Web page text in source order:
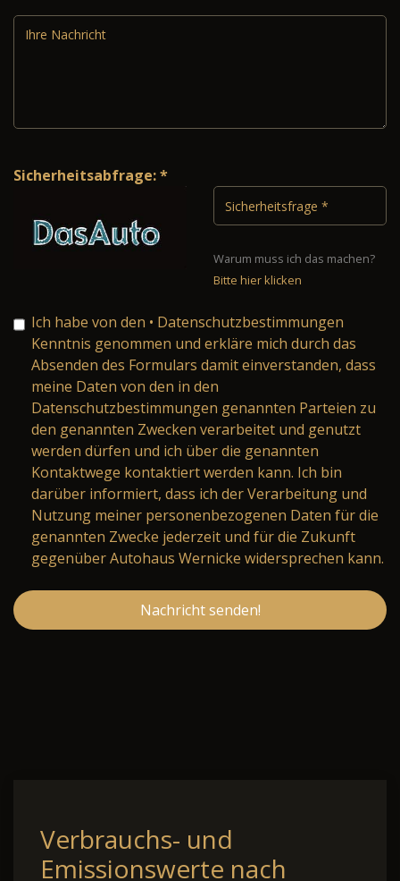
Sicherheitsabfrage: *
Warum muss ich das machen?
Bitte hier klicken
Ich habe von den • Datenschutzbestimmungen
Kenntnis genommen und erkläre mich durch das
Absenden des Formulars damit einverstanden, dass
meine Daten von den in den
Datenschutzbestimmungen genannten Parteien zu
den genannten Zwecken verarbeitet und genutzt
werden dürfen und ich über die genannten
Kontaktwege kontaktiert werden kann. Ich bin
darüber informiert, dass ich der Verarbeitung und
Nutzung meiner personenbezogenen Daten für die
genannten Zwecke jederzeit und für die Zukunft
gegenüber Autohaus Wernicke widersprechen kann.
Nachricht senden!
Verbrauchs- und
Emissionswerte nach